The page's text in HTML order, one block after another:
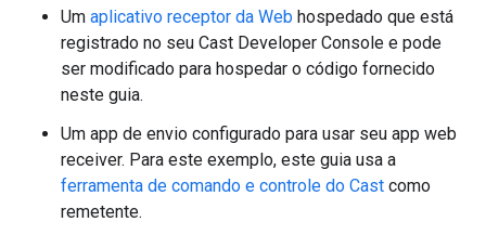
Um aplicativo receptor da Web hospedado que está
registrado no seu Cast Developer Console e pode
ser modificado para hospedar o código fornecido
neste guia.
Um app de envio configurado para usar seu app web
receiver. Para este exemplo, este guia usa a
ferramenta de comando e controle do Cast como
remetente.